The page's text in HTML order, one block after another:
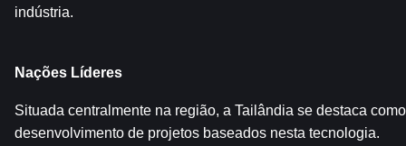
indústria.
Nações Líderes
Situada centralmente na região, a Tailândia se destaca
desenvolvimento de projetos baseados nesta tecnologia.